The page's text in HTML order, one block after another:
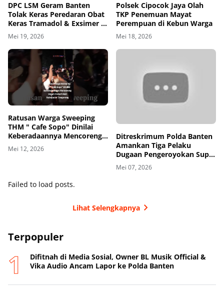
DPC LSM Geram Banten
Tolak Keras Peredaran Obat
Keras Tramadol & Exsimer di
Tangerang
Mei 19, 2026
Polsek Cipocok Jaya Olah
TKP Penemuan Mayat
Perempuan di Kebun Warga
Mei 18, 2026
Ratusan Warga Sweeping
THM " Cafe Sopo" Dinilai
Keberadaannya Mencoreng
Wajah Pemerintah
Kabupaten Tangerang
Mei 12, 2026
Ditreskrimum Polda Banten
Amankan Tiga Pelaku
Dugaan Pengeroyokan Supir
di Toll
Mei 07, 2026
Failed to load posts.
Lihat Selengkapnya
Terpopuler
Difitnah di Media Sosial, Owner BL Musik Official &
Vika Audio Ancam Lapor ke Polda Banten